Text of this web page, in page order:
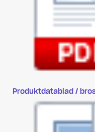
Produktdatablad /